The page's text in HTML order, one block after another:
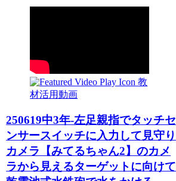
教
材活用動画
250619中3年-左足親指でタッチセ
ンサースイッチに入力して見守り
カメラ【みてるちゃん2】のカメ
ラから見えるターゲットに向けて